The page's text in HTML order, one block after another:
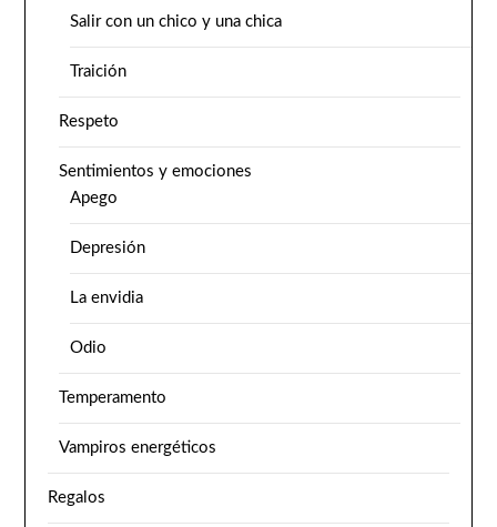
Salir con un chico y una chica
Traición
Respeto
Sentimientos y emociones
Apego
Depresión
La envidia
Odio
Temperamento
Vampiros energéticos
Regalos